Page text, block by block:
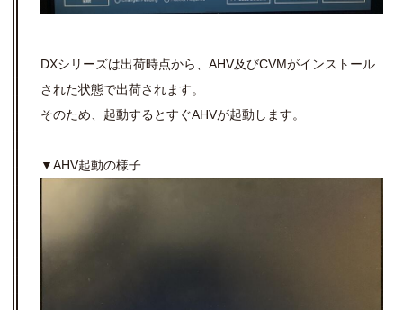
DXシリーズは出荷時点から、AHV及びCVMがインストール
された状態で出荷されます。
そのため、起動するとすぐAHVが起動します。
▼AHV起動の様子